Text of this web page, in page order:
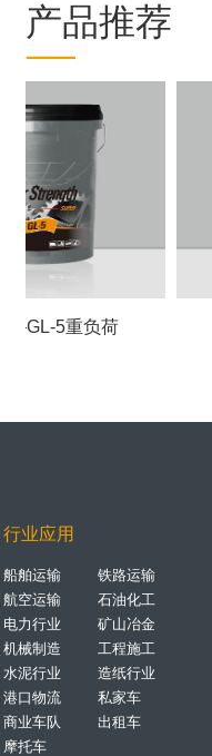
产品推荐
中负荷工业齿轮
行业应用
船舶运输
铁路运输
航空运输
石油化工
电力行业
矿山冶金
机械制造
工程施工
水泥行业
造纸行业
港口物流
私家车
商业车队
出租车
摩托车